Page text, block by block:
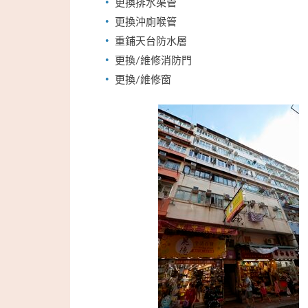
更換沖廁喉管
重鋪天台防水層
更換/維修消防門
更換/維修窗